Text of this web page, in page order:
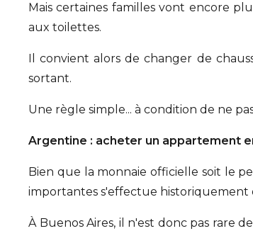
Mais certaines familles vont encore
aux toilettes.
Il convient alors de changer de
sortant.
Une règle simple... à condition de ne
Argentine : acheter un appartement
Bien que la monnaie officielle soit le
importantes s'effectue historiquement
À Buenos Aires, il n'est donc pas rare